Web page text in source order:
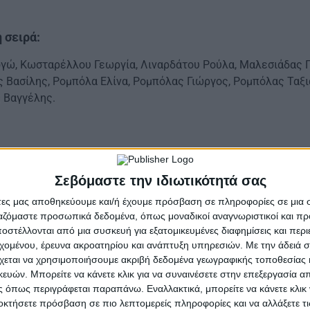
Σεβόμαστε την ιδιωτικότητά σας
μας αποθηκεύουμε και/ή έχουμε πρόσβαση σε πληροφορίες σε
προσωπικά δεδομένα, όπως μοναδικοί αναγνωριστικοί και
από μια συσκευή για εξατομικευμένες διαφημίσεις και
έρευνα ακροατηρίου και ανάπτυξη υπηρεσιών. Με την άδειά
να χρησιμοποιήσουμε ακριβή δεδομένα γεωγραφικής τοποθεσίας
Μπορείτε να κάνετε κλικ για να συναινέσετε στην επεξεργασία
περιγράφεται παραπάνω. Εναλλακτικά, μπορείτε να κάνετε κλικ
πρόσβαση σε πιο λεπτομερείς πληροφορίες και να αλλάξετε
Κωσταρέλλου Γεωργία, Λιναρδάτου Ρούλα, Μαλεσιάδας
Βασίλης, Ρομπόλα Ελίνα, Ρομπόλας Γιώργος, Ρομπόλας
Βαγγέλης.
πιο διάσημες κωμωδίες του συγγραφέα.
αρχές του 1590. Ένα έργο που θα μπορούσε να πει
των γυναικών, και το πώς παρουσιάζεται
επίκαιρο και αυτό γιατί, θέτει ερωτήματα για
την προσωπική ελευθερία και το τίμημα της
και μηχανισμός εξημέρωσης και την
«Η στρίγγλα που έγινε αρνάκι» λοιπόν φέτος από
μεράκι. Μια ομάδα που όσο περνάνε τα χρόνια